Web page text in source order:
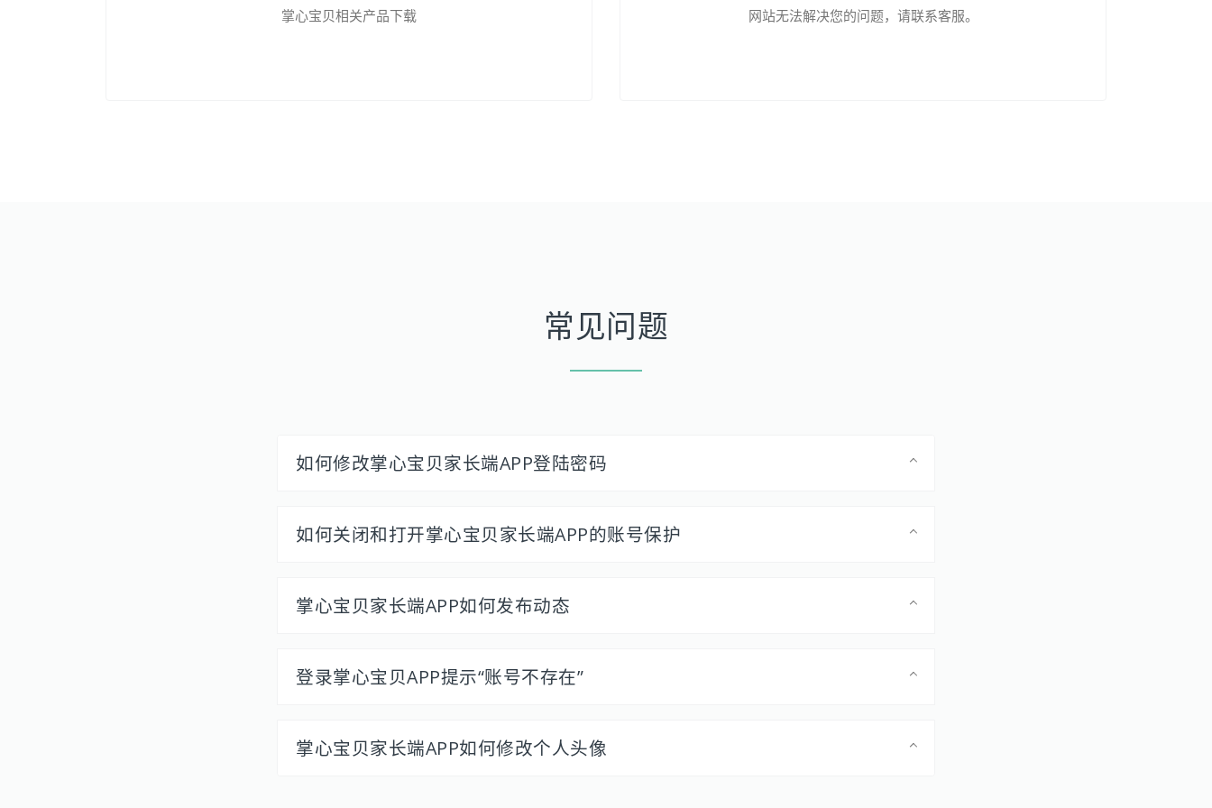
掌心宝贝相关产品下载 网站无法解决您的问题，请联系客服。
常见问题
如何修改掌心宝贝家长端APP登陆密码
如何关闭和打开掌心宝贝家长端APP的账号保护
掌心宝贝家长端APP如何发布动态
登录掌心宝贝APP提示“账号不存在”
掌心宝贝家长端APP如何修改个人头像